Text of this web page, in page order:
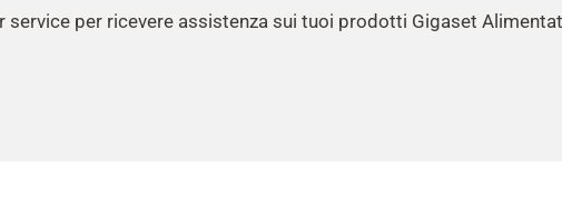
service per ricevere assistenza sui tuoi prodotti Gigaset